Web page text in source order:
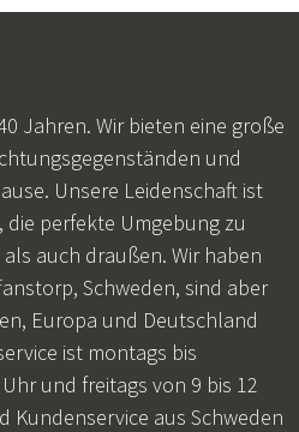
Jahren. Wir bieten eine große
und
Unsere Leidenschaft ist
perfekte Umgebung zu
auch draußen. Wir haben
Schweden, sind aber
Europa und Deutschland
ist montags bis
und freitags von 9 bis 12
Kundenservice aus Schweden